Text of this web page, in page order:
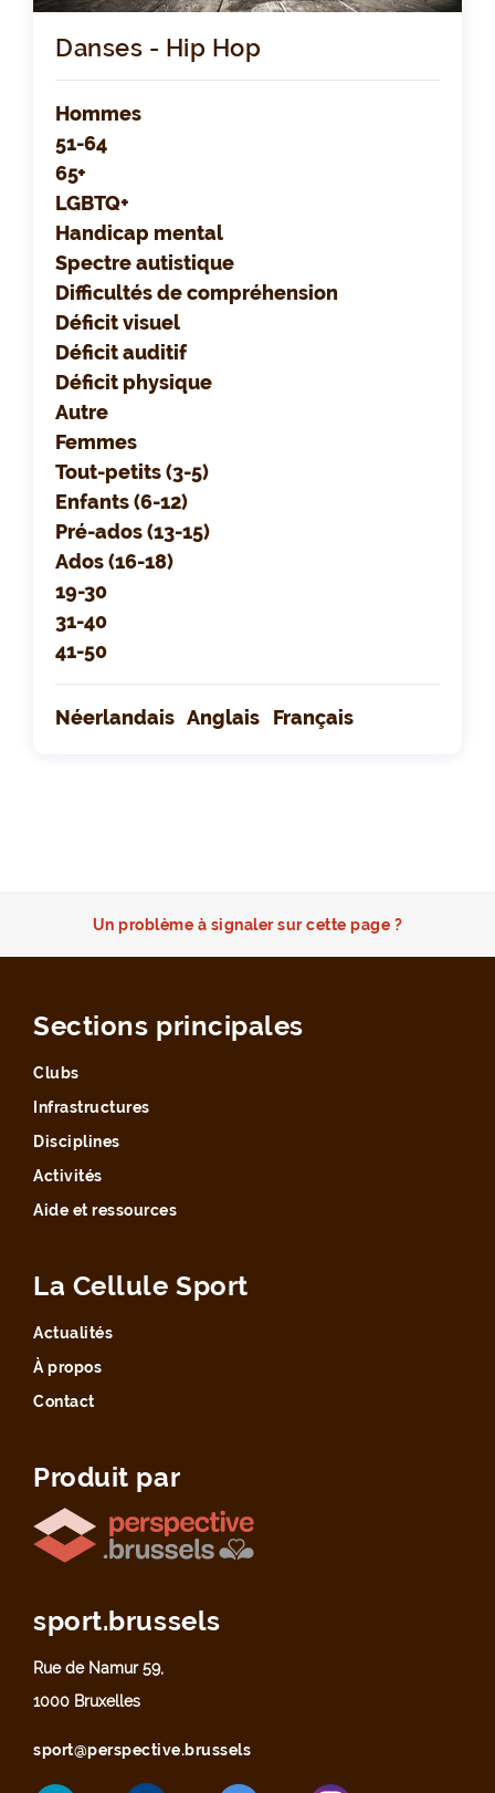
Danses - Hip Hop
Hommes
51-64
65+
LGBTQ+
Handicap mental
Spectre autistique
Difficultés de compréhension
Déficit visuel
Déficit auditif
Déficit physique
Autre
Femmes
Tout-petits (3-5)
Enfants (6-12)
Pré-ados (13-15)
Ados (16-18)
19-30
31-40
41-50
Néerlandais Anglais Français
Un problème à signaler sur cette page ?
Sections principales
Clubs
Infrastructures
Disciplines
Activités
Aide et ressources
La Cellule Sport
Actualités
À propos
Contact
Produit par
sport.brussels
Rue de Namur 59,
1000 Bruxelles
sport@perspective.brussels